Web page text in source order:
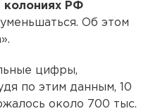
колониях РФ
Об этом
цифры,
по этим данным, 10
около 700 тыс.